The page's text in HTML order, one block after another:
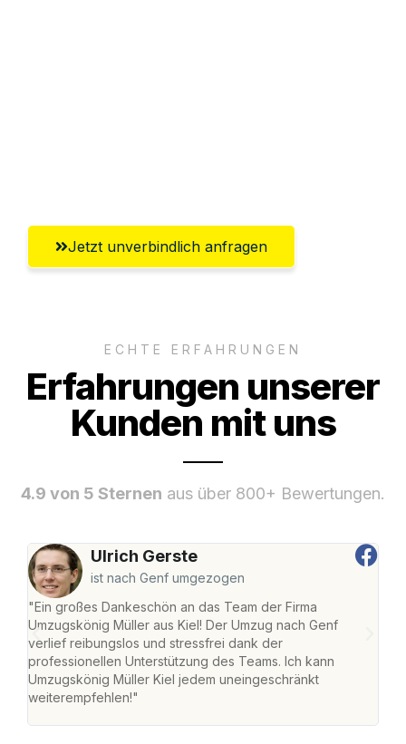
Jetzt unverbindlich anfragen
ECHTE ERFAHRUNGEN
Erfahrungen unserer
Kunden mit uns
4.9 von 5 Sternen aus über 800+ Bewertungen.
Ulrich Gerste
ist nach Genf umgezogen
"Ein großes Dankeschön an das Team der Firma
Umzugskönig Müller aus Kiel! Der Umzug nach Genf
verlief reibungslos und stressfrei dank der
professionellen Unterstützung des Teams. Ich kann
Umzugskönig Müller Kiel jedem uneingeschränkt
weiterempfehlen!"